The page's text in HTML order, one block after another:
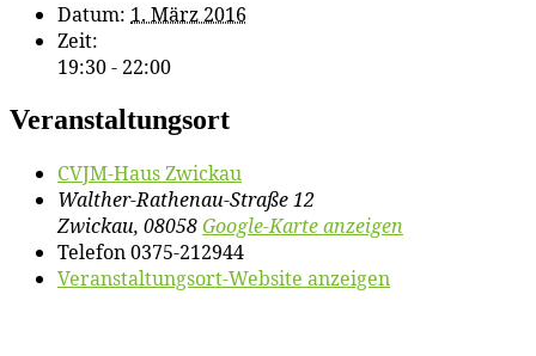
Datum: 1. März 2016
Zeit:
19:30 - 22:00
Veranstaltungsort
CVJM-Haus Zwi­ckau
Walther-Rathenau-Straße 12
Zwickau, 08058Google-Karte anzeigen
Telefon0375-212944
Veranstaltungsort-Website anzeigen